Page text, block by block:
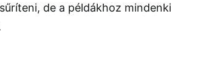
de a példákhoz mindenki